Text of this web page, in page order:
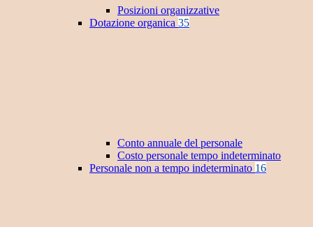
Posizioni organizzative
Dotazione organica 35
Conto annuale del personale
Costo personale tempo indeterminato
Personale non a tempo indeterminato 16